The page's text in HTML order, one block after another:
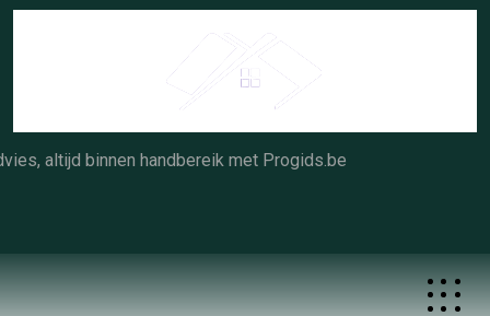
Skip
altijd binnen handbereik met Progids.be